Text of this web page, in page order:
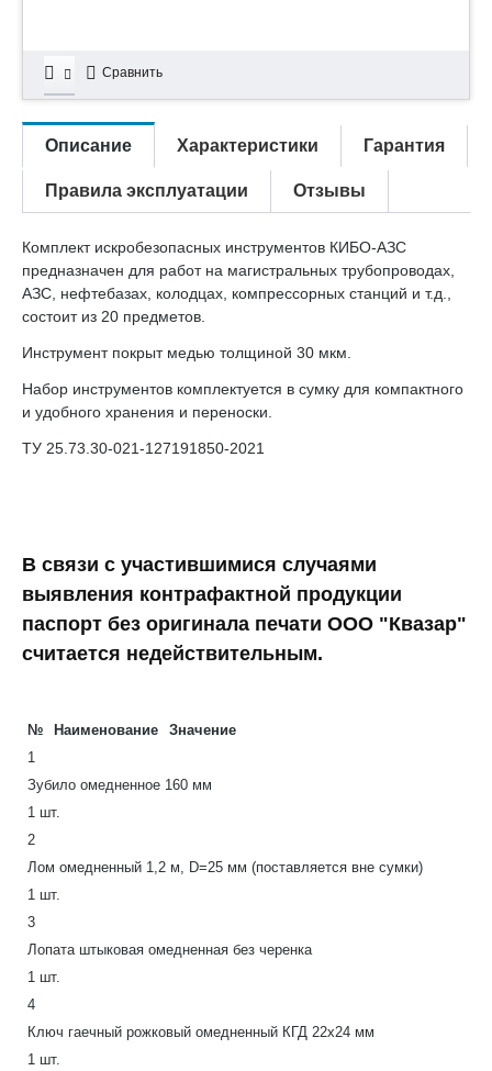
Сравнить
Описание Характеристики Гарантия
Правила эксплуатации Отзывы
Комплект искробезопасных инструментов КИБО-АЗС
предназначен для работ на магистральных трубопроводах,
АЗС, нефтебазах, колодцах, компрессорных станций и т.д.,
состоит из 20 предметов.
Инструмент покрыт медью толщиной 30 мкм.
Набор инструментов комплектуется в сумку для компактного
и удобного хранения и переноски.
ТУ 25.73.30-021-127191850-2021
В связи с участившимися случаями
выявления контрафактной продукции
паспорт без оригинала печати ООО "Квазар"
считается недействительным.
№ Наименование
Значение
1
Зубило омедненное 160 мм
1 шт.
2
Лом омедненный 1,2 м, D=25 мм (поставляется вне сумки)
1 шт.
3
Лопата штыковая омедненная без черенка
1 шт.
4
Ключ гаечный рожковый омедненный КГД 22х24 мм
1 шт.